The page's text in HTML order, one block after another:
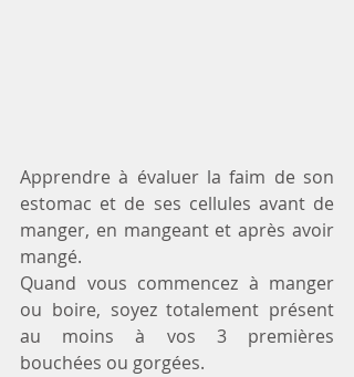
Apprendre à évaluer la faim de son
estomac et de ses cellules avant de
manger, en mangeant et après avoir
mangé.
Quand vous commencez à manger
ou boire, soyez totalement présent
au moins à vos 3 premières
bouchées ou gorgées.